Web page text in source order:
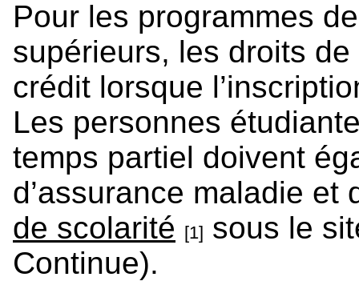
Pour les programmes
supérieurs, les droits
crédit lorsque
Les personnes
temps partiel doivent
d’assurance maladie et
de scolarité [1] sous le
Continue).